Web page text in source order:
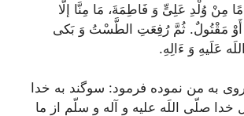
مِنْ وُلْدِ عَلِىٍّ وَ فَاطِمَةَ، مَا مِنَّا إلَّا
مَقْتُولٌ. ثُمَّ رُفِعَتِ الطَّسْتُ وَ بَکى
عَلَیهِ وَ ءَالِهِ.
به من نموده فرمود: سوگند به خدا
صلّى اللَه علیه و آله و سلّم از ما